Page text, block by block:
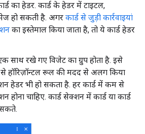
का हेडर. कार्ड के हेडर में टाइटल,
हो सकती है. अगर कार्ड से जुड़ी कार्रवाइयां
का इस्तेमाल किया जाता है, तो ये कार्ड हेडर
साथ रखे गए विजेट का ग्रुप होता है. इसे
हॉरिज़ॉन्टल रूल की मदद से अलग किया
हेडर भी हो सकता है. हर कार्ड में कम से
चाहिए. कार्ड सेक्शन में कार्ड या कार्ड